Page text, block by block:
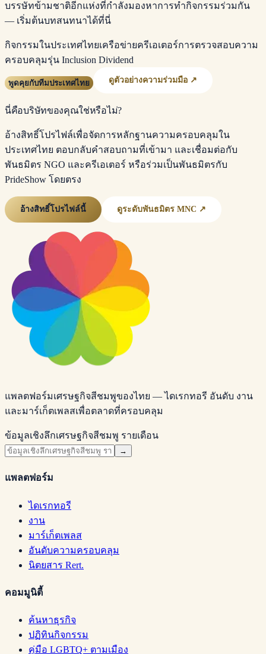
บรรษัทข้ามชาติอีกแห่งที่กำลังมองหาการทำกิจกรรมร่วมกัน
— เริ่มต้นบทสนทนาได้ที่นี่
กิจกรรมในประเทศไทยเครือข่ายครีเอเตอร์การตรวจสอบความ
ครอบคลุมรุ่น Inclusion Dividend
พูดคุยกับทีมประเทศไทย ดูตัวอย่างความร่วมมือ ↗
นี่คือบริษัทของคุณใช่หรือไม่?
อ้างสิทธิ์โปรไฟล์เพื่อจัดการหลักฐานความครอบคลุมใน
ประเทศไทย ตอบกลับคำสอบถามที่เข้ามา และเชื่อมต่อกับ
พันธมิตร NGO และครีเอเตอร์ หรือร่วมเป็นพันธมิตรกับ
PrideShow โดยตรง
อ้างสิทธิ์โปรไฟล์นี้ ดูระดับพันธมิตร MNC ↗
แพลตฟอร์มเศรษฐกิจสีชมพูของไทย — ไดเรกทอรี อันดับ งาน
และมาร์เก็ตเพลสเพื่อตลาดที่ครอบคลุม
ข้อมูลเชิงลึกเศรษฐกิจสีชมพู รายเดือน
→
แพลตฟอร์ม
ไดเรกทอรี
งาน
มาร์เก็ตเพลส
อันดับความครอบคลุม
นิตยสาร Rert.
คอมมูนิตี้
ค้นหาธุรกิจ
ปฏิทินกิจกรรม
คู่มือ LGBTQ+ ตามเมือง